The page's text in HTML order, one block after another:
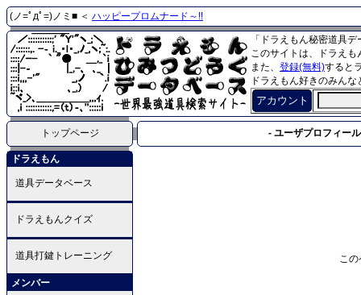
(ノ=ﾟдﾟ=)ノミ■ ＜ ハッピープロムナード～!!
「ドラえもん秘密道具
このサイトは、ドラえ
また、 登録(無料)すると
ドラえもん好きのみん
アカウント
トップページ - ユーザプロフィー
ドラえもん
道具データベース
ドラえもんクイズ
道具打鍵トレーニング
メンバー
こ